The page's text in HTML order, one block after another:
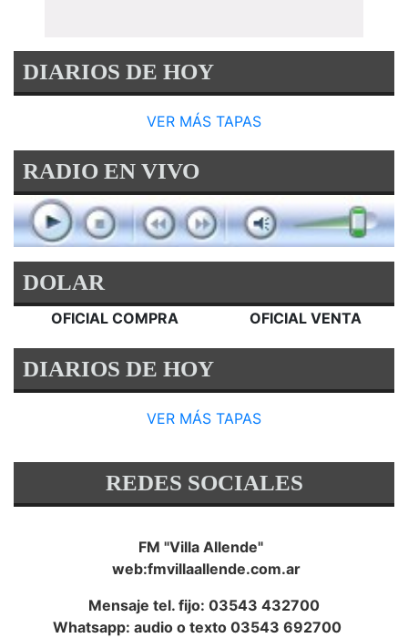
DIARIOS DE HOY
VER MÁS TAPAS
RADIO EN VIVO
DOLAR
OFICIAL COMPRA OFICIAL VENTA
DIARIOS DE HOY
VER MÁS TAPAS
REDES SOCIALES
FM "Villa Allende"
web:fmvillaallende.com.ar
Mensaje tel. fijo: 03543 432700
Whatsapp: audio o texto 03543 692700